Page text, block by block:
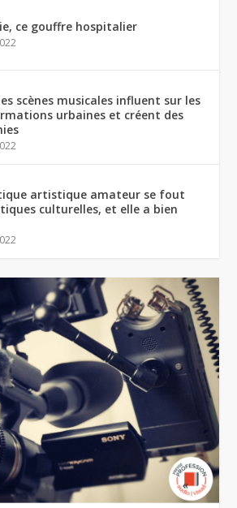
ce gouffre hospitalier
scènes musicales influent sur les
urbaines et créent des
artistique amateur se fout
culturelles, et elle a bien